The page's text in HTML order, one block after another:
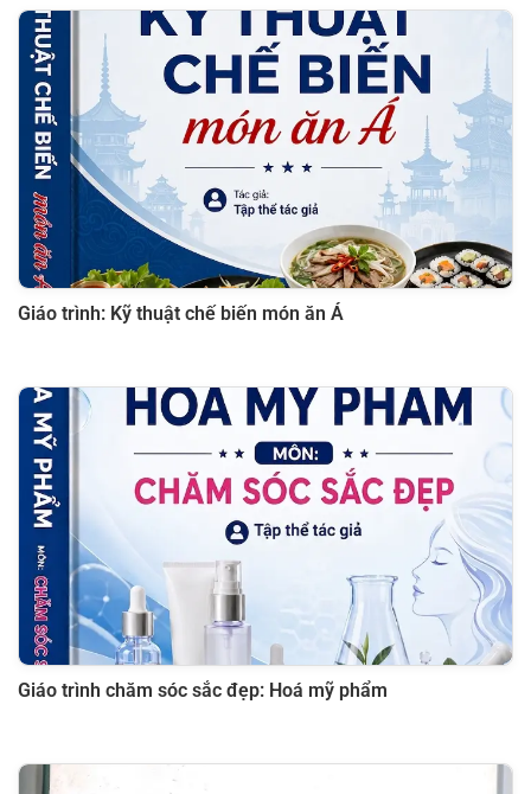
Giáo trình: Kỹ thuật chế biến món ăn Á
Giáo trình chăm sóc sắc đẹp: Hoá mỹ phẩm